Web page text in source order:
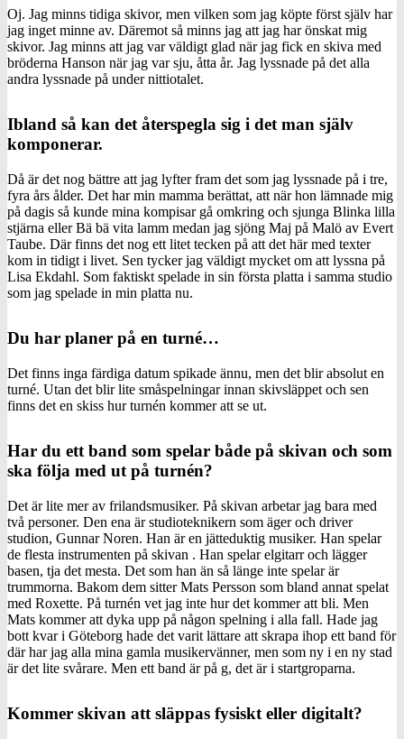
Oj. Jag minns tidiga skivor, men vilken som jag köpte först själv har
jag inget minne av. Däremot så minns jag att jag har önskat mig
skivor. Jag minns att jag var väldigt glad när jag fick en skiva med
bröderna Hanson när jag var sju, åtta år. Jag lyssnade på det alla
andra lyssnade på under nittiotalet.
Ibland så kan det återspegla sig i det man själv
komponerar.
Då är det nog bättre att jag lyfter fram det som jag lyssnade på i tre,
fyra års ålder. Det har min mamma berättat, att när hon lämnade mig
på dagis så kunde mina kompisar gå omkring och sjunga Blinka lilla
stjärna eller Bä bä vita lamm medan jag sjöng Maj på Malö av Evert
Taube. Där finns det nog ett litet tecken på att det här med texter
kom in tidigt i livet. Sen tycker jag väldigt mycket om att lyssna på
Lisa Ekdahl. Som faktiskt spelade in sin första platta i samma studio
som jag spelade in min platta nu.
Du har planer på en turné…
Det finns inga färdiga datum spikade ännu, men det blir absolut en
turné. Utan det blir lite småspelningar innan skivsläppet och sen
finns det en skiss hur turnén kommer att se ut.
Har du ett band som spelar både på skivan och som
ska följa med ut på turnén?
Det är lite mer av frilandsmusiker. På skivan arbetar jag bara med
två personer. Den ena är studioteknikern som äger och driver
studion, Gunnar Noren. Han är en jätteduktig musiker. Han spelar
de flesta instrumenten på skivan . Han spelar elgitarr och lägger
basen, tja det mesta. Det som han än så länge inte spelar är
trummorna. Bakom dem sitter Mats Persson som bland annat spelat
med Roxette. På turnén vet jag inte hur det kommer att bli. Men
Mats kommer att dyka upp på någon spelning i alla fall. Hade jag
bott kvar i Göteborg hade det varit lättare att skrapa ihop ett band för
där har jag alla mina gamla musikervänner, men som ny i en ny stad
är det lite svårare. Men ett band är på g, det är i startgroparna.
Kommer skivan att släppas fysiskt eller digitalt?